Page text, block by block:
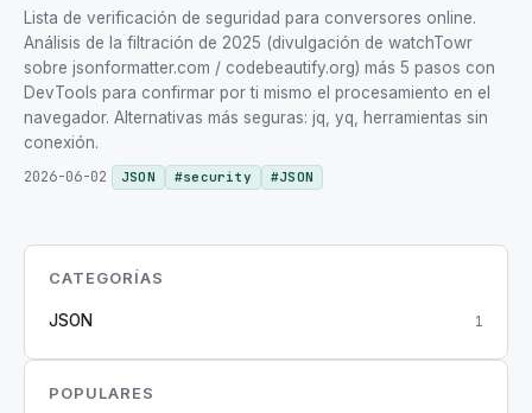
Lista de verificación de seguridad para conversores online.
Análisis de la filtración de 2025 (divulgación de watchTowr
sobre jsonformatter.com / codebeautify.org) más 5 pasos con
DevTools para confirmar por ti mismo el procesamiento en el
navegador. Alternativas más seguras: jq, yq, herramientas sin
conexión.
2026-06-02
JSON #security #JSON
CATEGORÍAS
JSON 1
POPULARES